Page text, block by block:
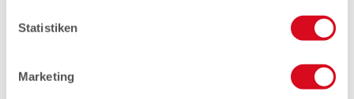
Statistiken
Marketing